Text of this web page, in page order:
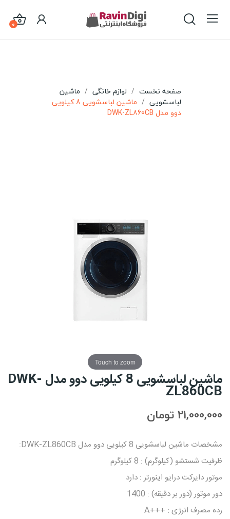
0
صفحه نخست لوازم خانگی
ماشین
لباسشویی
ماشین لباسشویی 8 کیلویی
دوو مدل DWK-ZL860CB
Touch to zoom
ماشین لباسشویی 8 کیلویی دوو مدل DWK-
ZL860CB
21,000,000 تومان
مشخصات ماشین لباسشویی 8 کیلویی دوو مدل DWK-ZL860CB:
ظرفیت شستشو (کیلوگرم) : 8 کیلوگرم
موتور دایرکت درایو اینورتر : دارد
دور موتور (دور بر دقیقه) : 1400
رده مصرف انرژی : +++A